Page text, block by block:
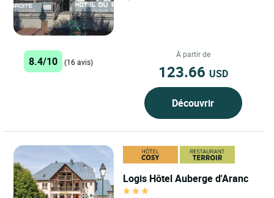
8.4/10 (16 avis)
À partir de
123.66 USD
Découvrir
Logis Hôtel Auberge d'Aranc